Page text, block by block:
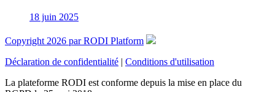
18 juin 2025
Copyright 2026 par RODI Platform
Déclaration de confidentialité | Conditions d'utilisation
La plateforme RODI est conforme depuis la mise en place du